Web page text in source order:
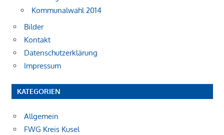
Kommunalwahl 2014
Bilder
Kontakt
Datenschutzerklärung
Impressum
KATEGORIEN
Allgemein
FWG Kreis Kusel